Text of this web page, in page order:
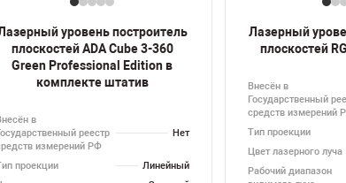
уровень построитель
плоскостей ADA Cube 3-360
Green Professional Edition в
комплекте штатив
в
реестр
измерений РФ
Нет
проекции
Линейный
Лазерный
плоскостей
Внесён в
Государственный
средств измерений
Тип проекции
Цвет лазерного луча
Рабочий диапазон